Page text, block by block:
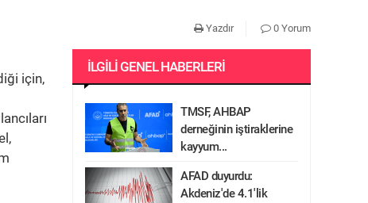
Yazdır 0 Yorum
için,
İLGILI GENEL HABERLERI
TMSF, AHBAP
derneğinin iştiraklerine
kayyum...
AFAD duyurdu:
Akdeniz'de 4.1'lik